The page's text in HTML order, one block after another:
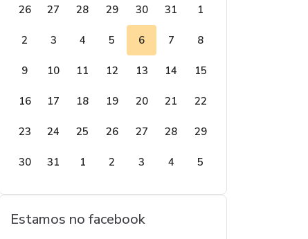
26
27 28 29 30 31 1
2 3 4 5 6 7 8
9 10 11 12 13 14 15
16 17 18 19 20 21 22
23 24 25 26 27 28 29
30 31 1 2 3 4 5
Estamos no facebook